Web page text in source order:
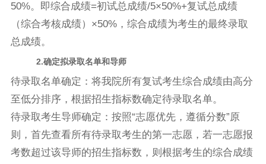
50%。即综合成绩=初试总成绩/5×50%+复试总成绩
（综合考核成绩）×50%，综合成绩为考生的最终录取
总成绩。
2.确定拟录取名单和导师
待录取名单确定：将我院所有复试考生综合成绩由高分
至低分排序，根据招生指标数确定待录取名单。
待录取考生导师确定：按照“志愿优先，遵循分数”原
则，首先查看所有待录取考生的第一志愿，若一志愿报
考数超过该导师的招生指标数，则根据考生的综合成绩